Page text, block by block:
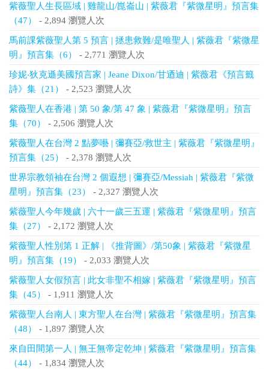
紫薇聖人生長區域 | 雞龍山/崑崙山 | 紫薇君『紫微星明』預言集
（47）
- 2,894 瀏覽人次
馬前課紫薇聖人第 5 預言 | 拯患救難/是唯聖人 | 紫薇君『紫微星
明』預言集（6）
- 2,771 瀏覽人次
珍妮‧狄克遜美國預言家 | Jeane Dixon/甘迺迪 | 紫薇君《預言籤
詩》集（21）
- 2,523 瀏覽人次
紫薇聖人在香港 | 第 50 象/第 47 象 | 紫薇君『紫微星明』預言
集（70）
- 2,506 瀏覽人次
紫薇聖人在台灣 2 點夢囈 | 彌賽亞/救世主 | 紫薇君『紫微星明』
預言集（25）
- 2,378 瀏覽人次
世界宗教領袖在台灣 2 個遐想 | 彌賽亞/Messiah | 紫薇君『紫微
星明』預言集（23）
- 2,327 瀏覽人次
紫薇聖人今年幾歲 | 六十一歲三五運 | 紫薇君『紫微星明』預言
集（27）
- 2,172 瀏覽人次
紫薇聖人性別第 1 正解 | 《推背圖》/第50象 | 紫薇君『紫微星
明』預言集（19）
- 2,033 瀏覽人次
紫薇聖人女假預言 | 此女非聖不相嫁 | 紫薇君『紫微星明』預言
集（45）
- 1,911 瀏覽人次
紫薇聖人台南人 | 東方聖人在台灣 | 紫薇君『紫微星明』預言集
（48）
- 1,897 瀏覽人次
來自田間第一人 | 無王無帝定乾坤 | 紫薇君『紫微星明』預言集
（44）
- 1,834 瀏覽人次